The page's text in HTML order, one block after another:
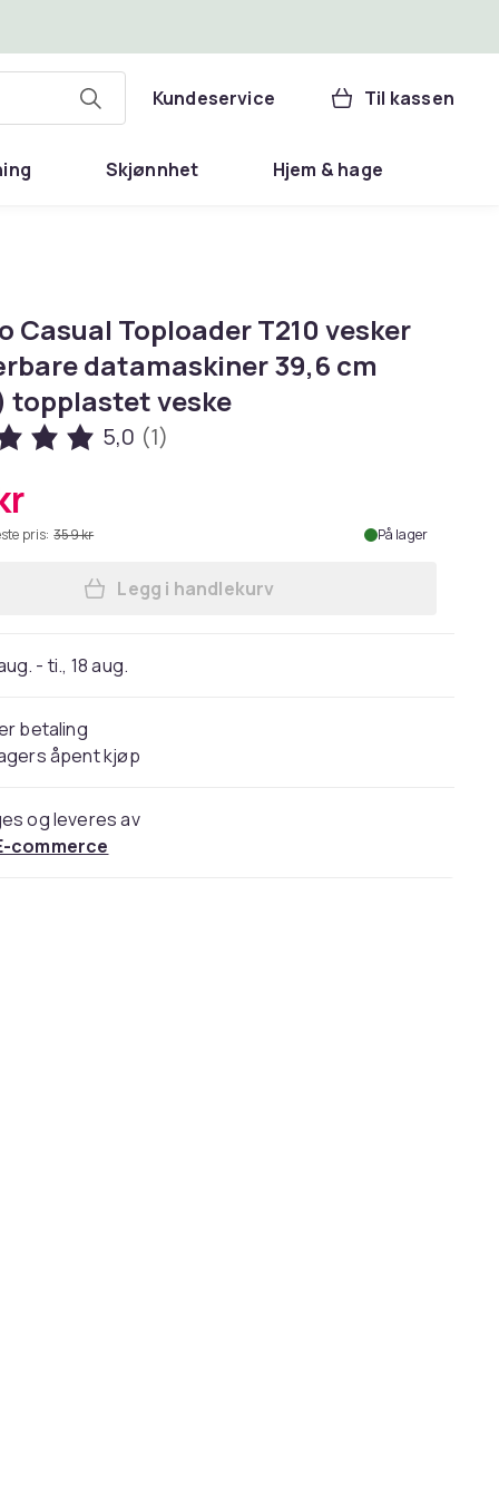
Kundeservice Til kassen
Skjønnhet Hjem & hage
Casual Toploader T210 vesker
datamaskiner 39,6 cm
topplastet veske
5,0 (1)
pris: 359 kr På lager
Legg Lenovo Casual Toploader
Legg i handlekurv
- ti., 18 aug.
betaling
åpent kjøp
og leveres av
commerce